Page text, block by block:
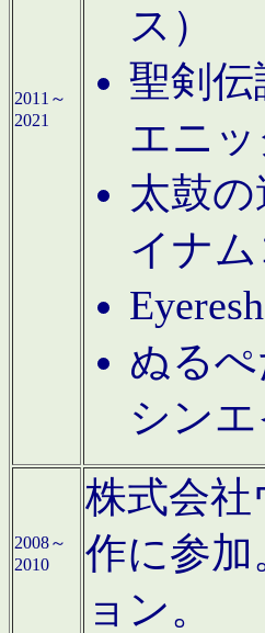
2011～
2021
ス）
聖剣
エニッ
太鼓
イナ
ぬる
シンエ
2008～
2010
株式会社
作に参
ョン。